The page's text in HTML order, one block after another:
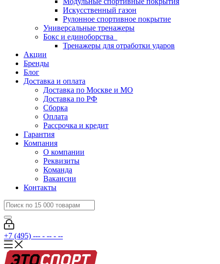
Искусственный газон
Рулонное спортивное покрытие
Универсальные тренажеры
Бокс и единоборства
Тренажеры для отработки ударов
Акции
Бренды
Блог
Доставка и оплата
Доставка по Москве и МО
Доставка по РФ
Сборка
Оплата
Рассрочка и кредит
Гарантия
Компания
О компании
Реквизиты
Команда
Вакансии
Контакты
+7 (495) --- - -- - --